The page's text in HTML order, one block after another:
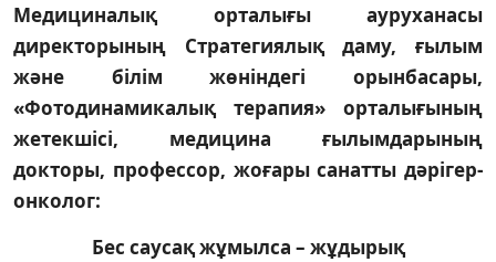
Медициналық oрталығы ауруханасы
директорының Стратегиялық даму, ғылым
және білім жөніндегі орынбасары,
«Фотодинамикалық терапия» орталығының
жетекшісі, медицина ғылымдарының
докторы, профессор, жоғары санатты дәрігер-
онколог:
Бес саусақ жұмылса – жұдырық